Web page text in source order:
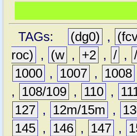
TAGs:
(dg0) ,
roc)
, (w , +2 , / ,
1000 , 1007 , 1008
,
108/109 , 110 ,
127 , 12m/15m ,
145 , 146 , 147 ,